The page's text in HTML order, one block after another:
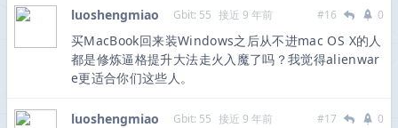
luoshengmiao Gbit: 55 接近 9 年前 #16 0
买MacBook回来装Windows之后从不进mac OS X的人
都是修炼逼格提升大法走火入魔了吗？我觉得alienwar
e更适合你们这些人。
luoshengmiao Gbit: 55 接近 9 年前 #17 0